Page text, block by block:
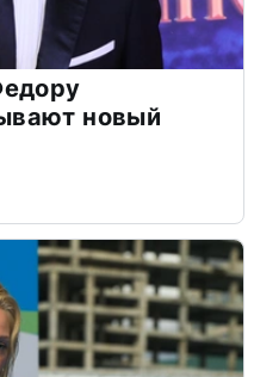
новый